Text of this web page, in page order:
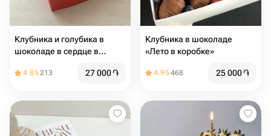
Клубника и голубика в
шоколаде в сердце в
4.85213 27 000֏
Клубника в шоколаде
«Лето в коробке»
4.95468 25 000֏